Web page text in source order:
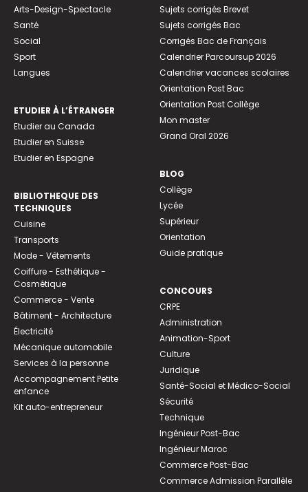
Arts-Design-Spectacle
Santé
Social
Sport
Langues
ETUDIER À L’ÉTRANGER
Etudier au Canada
Etudier en Suisse
Etudier en Espagne
BIBLIOTHEQUE DES
TECHNIQUES
Cuisine
Transports
Mode - Vêtements
Coiffure - Esthétique -
Cosmétique
Commerce - Vente
Bâtiment - Architecture
Électricité
Mécanique automobile
Services à la personne
Accompagnement Petite
enfance
Kit auto-entrepreneur
Sujets corrigés Brevet
Sujets corrigés Bac
Corrigés Bac de Français
Calendrier Parcoursup 2026
Calendrier vacances scolaires
Orientation Post Bac
Orientation Post Collège
Mon master
Grand Oral 2026
BLOG
Collège
Lycée
Supérieur
Orientation
Guide pratique
CONCOURS
CRPE
Administration
Animation-Sport
Culture
Juridique
Santé-Social et Médico-Social
Sécurité
Technique
Ingénieur Post-Bac
Ingénieur Maroc
Commerce Post-Bac
Commerce Admission Parallèle